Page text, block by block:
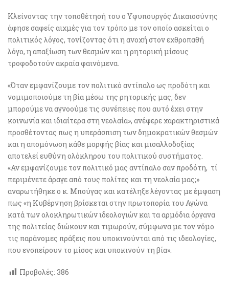
Κλείνοντας την τοποθέτησή του ο Υφυπουργός Δικαιοσύνης
άφησε σαφείς αιχμές για τον τρόπο με τον οποίο ασκείται ο
πολιτικός λόγος, τονίζοντας ότι η ανοχή στον εχθροπαθή
λόγο, η απαξίωση των θεσμών και η ρητορική μίσους
τροφοδοτούν ακραία φαινόμενα.
«Όταν εμφανίζουμε τον πολιτικό αντίπαλο ως προδότη και
νομιμοποιούμε τη βία μέσω της ρητορικής μας, δεν
μπορούμε να αγνοούμε τις συνέπειες που αυτό έχει στην
κοινωνία και ιδιαίτερα στη νεολαία», ανέφερε χαρακτηριστικά
προσθέτοντας πως η υπεράσπιση των δημοκρατικών θεσμών
και η απομόνωση κάθε μορφής βίας και μισαλλοδοξίας
αποτελεί ευθύνη ολόκληρου του πολιτικού συστήματος.
«Αν εμφανίζουμε τον πολιτικό μας αντίπαλο σαν προδότη, τί
περιμένετε άραγε από τους πολίτες και τη νεολαία μας;»
αναρωτήθηκε ο κ. Μπούγας και κατέληξε λέγοντας με έμφαση
πως «η Κυβέρνηση βρίσκεται στην πρωτοπορία του Αγώνα
κατά των ολοκληρωτικών ιδεολογιών και τα αρμόδια όργανα
της πολιτείας διώκουν και τιμωρούν, σύμφωνα με τον νόμο
τις παράνομες πράξεις που υποκινούνται από τις ιδεολογίες,
που ενσπείρουν το μίσος και υποκινούν τη βία».
Προβολές: 386